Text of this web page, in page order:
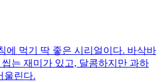
에 먹기 딱 좋은 시리얼이다. 바삭바
는 재미가 있고, 달콤하지만 과하
울린다.